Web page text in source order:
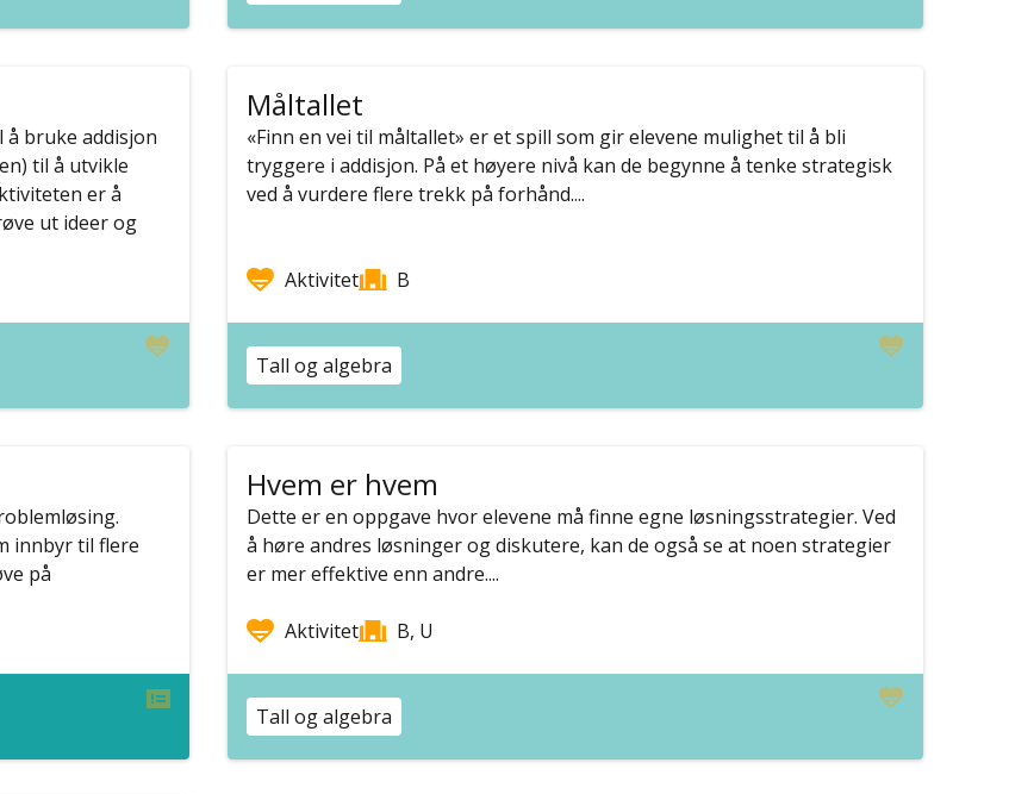
bruke addisjon
til å utvikle
er å
ut ideer og
Måltallet
«Finn en vei til måltallet» er et spill som gir elevene mulighet til å bli
tryggere i addisjon. På et høyere nivå kan de begynne å tenke strategisk
ved å vurdere flere trekk på forhånd....
Aktivitet B
Tall og algebra
innbyr til flere
på
Hvem er hvem
Dette er en oppgave hvor elevene må finne egne løsningsstrategier. Ved
å høre andres løsninger og diskutere, kan de også se at noen strategier
er mer effektive enn andre....
Aktivitet B, U
Tall og algebra